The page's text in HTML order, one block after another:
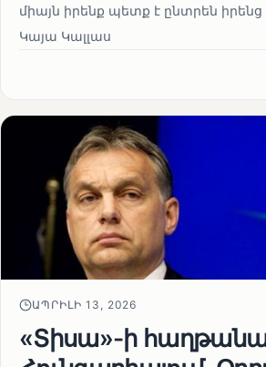
միայն իրենք պետք է ընտրեն
Կայա Կալլաս
ԱՊՐԻԼԻ 13, 2026
«Տիսա»-ի